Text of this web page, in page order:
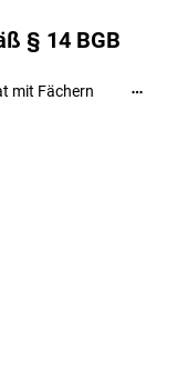
§ 14 BGB
mit Fächern